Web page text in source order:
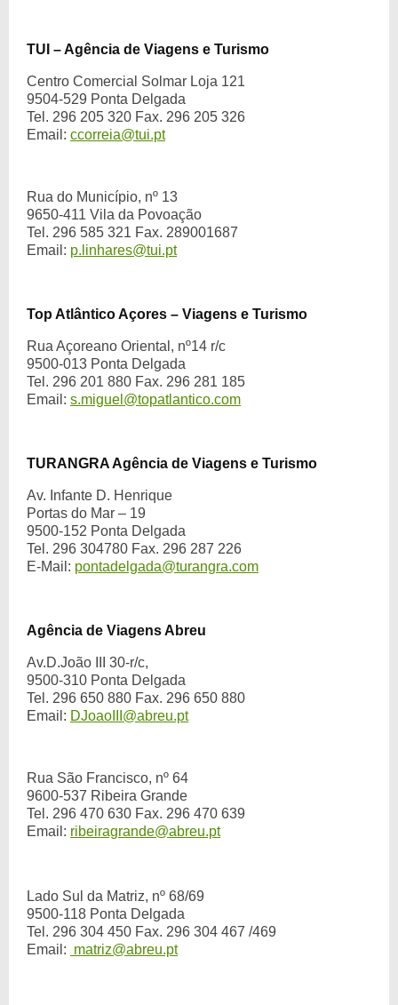
TUI – Agência de Viagens e Turismo
Centro Comercial Solmar Loja 121
9504-529 Ponta Delgada
Tel. 296 205 320 Fax. 296 205 326
Email: ccorreia@tui.pt
Rua do Município, nº 13
9650-411 Vila da Povoação
Tel. 296 585 321 Fax. 289001687
Email: p.linhares@tui.pt
Top Atlântico Açores – Viagens e Turismo
Rua Açoreano Oriental, nº14 r/c
9500-013 Ponta Delgada
Tel. 296 201 880 Fax. 296 281 185
Email: s.miguel@topatlantico.com
TURANGRA Agência de Viagens e Turismo
Av. Infante D. Henrique
Portas do Mar – 19
9500-152 Ponta Delgada
Tel. 296 304780 Fax. 296 287 226
E-Mail: pontadelgada@turangra.com
Agência de Viagens Abreu
Av.D.João III 30-r/c,
9500-310 Ponta Delgada
Tel. 296 650 880 Fax. 296 650 880
Email: DJoaoIII@abreu.pt
Rua São Francisco, nº 64
9600-537 Ribeira Grande
Tel. 296 470 630 Fax. 296 470 639
Email: ribeiragrande@abreu.pt
Lado Sul da Matriz, nº 68/69
9500-118 Ponta Delgada
Tel. 296 304 450 Fax. 296 304 467 /469
Email: matriz@abreu.pt